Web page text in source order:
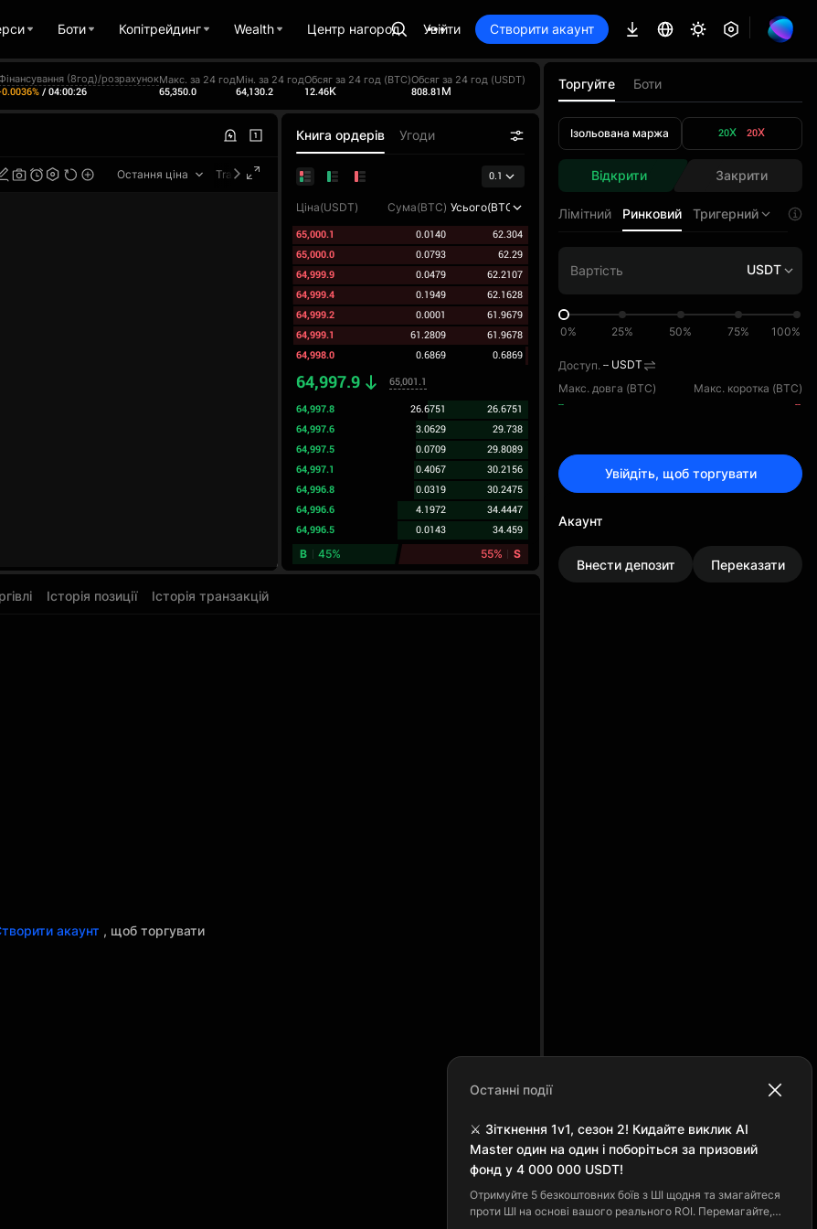
Боти Копітрейдинг Wealth Центр нагород Увійти Створити акаунт
(8год)/розрахунок
/ 04:00:25
Макс. за 24 год
65,350.0
Мін. за 24 год
64,130.2
Обсяг за 24 год (BTC)
12.46K
Обсяг за 24 год (USDT)
808.81M
Остання ціна TradingView
Книга ордерів Угоди
0.1
Ціна(USDT) Сума(BTC) Усього(BTC)
65,000.1
0.0140
62.304
65,000.0
0.0793
62.29
64,999.9
0.0479
62.2107
64,999.4
0.1949
62.1628
64,999.2
0.0001
61.9679
64,999.1
61.2809
61.9678
64,998.0
0.6869 0.6869
64,997.9
65,001.1
64,997.8
26.6751
26.6751
64,997.6
3.0629
29.738
64,997.5
0.0709
29.8089
64,997.1
0.4067
30.2156
64,996.8
0.0319
30.2475
64,996.6
4.1972
34.4447
64,996.5
0.0143
34.459
B
45% 55% S
Торгуйте Боти
Ізольована маржа 20X 20X
Відкрити Закрити
Лімітний Ринковий Тригерний
USDT
0% 25% 50% 75% 100%
Доступ. -- USDT
Макс. довга (BTC)
--
Макс. коротка (BTC)
--
Увійдіть, щоб торгувати
Акаунт
Внести депозит Переказати
Історія позиції Історія транзакцій
акаунт , щоб торгувати
Останні події
⚔️ Зіткнення 1v1, сезон 2! Кидайте виклик AI
Master один на один і поборіться за призовий
фонд у 4 000 000 USDT!
Отримуйте 5 безкоштовних боїв з ШІ щодня та змагайтеся
проти ШІ на основі вашого реального ROI. Перемагайте,